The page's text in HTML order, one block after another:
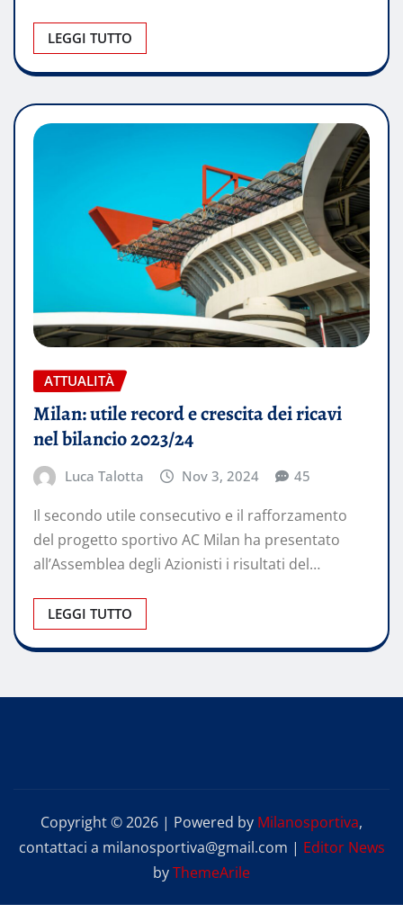
LEGGI TUTTO
ATTUALITÀ
Milan: utile record e crescita dei ricavi
nel bilancio 2023/24
Luca Talotta Nov 3, 2024 45
Il secondo utile consecutivo e il rafforzamento
del progetto sportivo AC Milan ha presentato
all’Assemblea degli Azionisti i risultati del…
LEGGI TUTTO
Copyright © 2026 | Powered by Milanosportiva,
contattaci a milanosportiva@gmail.com | Editor News
byThemeArile